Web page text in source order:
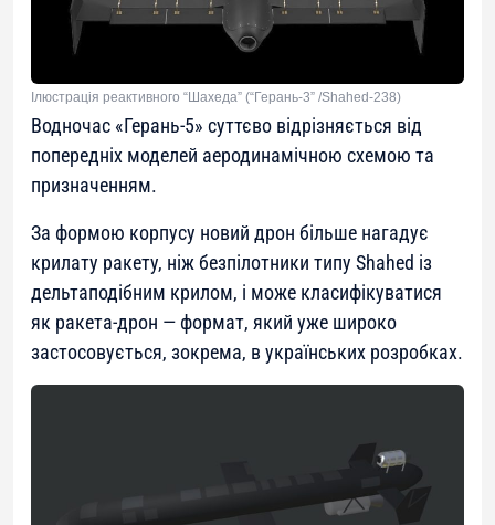
Ілюстрація реактивного “Шахеда” (“Герань-3” /Shahed-238)
Водночас «Герань-5» суттєво відрізняється від
попередніх моделей аеродинамічною схемою та
призначенням.
За формою корпусу новий дрон більше нагадує
крилату ракету, ніж безпілотники типу Shahed із
дельтаподібним крилом, і може класифікуватися
як ракета-дрон — формат, який уже широко
застосовується, зокрема, в українських розробках.